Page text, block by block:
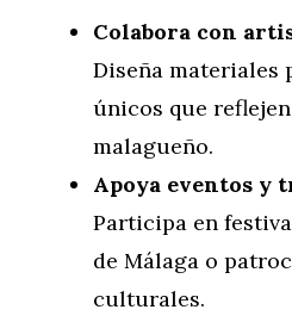
Colabora con
Diseña materiales
únicos que
malagueño.
Apoya eventos y
Participa en
de Málaga o
culturales.